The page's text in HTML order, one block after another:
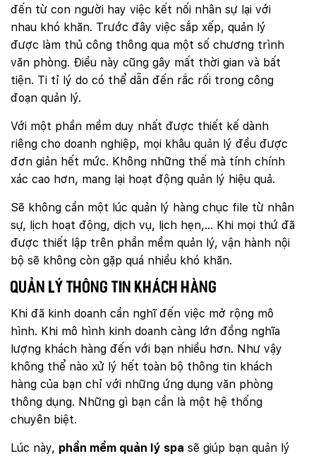
đến từ con người hay việc kết nối nhân sự lại với
nhau khó khăn. Trước đây việc sắp xếp, quản lý
được làm thủ công thông qua một số chương trình
văn phòng. Điều này cũng gây mất thời gian và bất
tiện. Ti tỉ lý do có thể dẫn đến rắc rối trong công
đoạn quản lý.
Với một phần mềm duy nhất được thiết kế dành
riêng cho doanh nghiệp, mọi khâu quản lý đều được
đơn giản hết mức. Không những thế mà tính chính
xác cao hơn, mang lại hoạt động quản lý hiệu quả.
Sẽ không cần một lúc quản lý hàng chục file từ nhân
sự, lịch hoạt động, dịch vụ, lịch hẹn,… Khi mọi thứ đã
được thiết lập trên phần mềm quản lý, vận hành nội
bộ sẽ không còn gặp quá nhiều khó khăn.
Quản lý thông tin khách hàng
Khi đã kinh doanh cần nghĩ đến việc mở rộng mô
hình. Khi mô hình kinh doanh càng lớn đồng nghĩa
lượng khách hàng đến với bạn nhiều hơn. Như vậy
không thể nào xử lý hết toàn bộ thông tin khách
hàng của bạn chỉ với những ứng dụng văn phòng
thông dụng. Những gì bạn cần là một hệ thống
chuyên biệt.
Lúc này, phần mềm quản lý spa sẽ giúp bạn quản lý